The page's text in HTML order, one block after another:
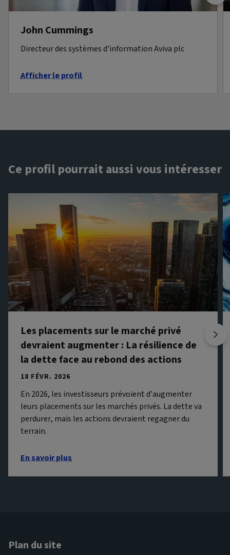
John Cummings
Directeur des systèmes d’information Aviva plc
Afficher le profil
Ce profil pourrait aussi vous intéresser
Les placements sur le marché privé
devraient augmenter : La résilience de
la dette face au rebond des actions
18 FÉVR. 2026
En 2026, les investisseurs prévoient d’augmenter
leurs placements sur les marchés privés. La dette va
perdurer, mais les actions devraient regagner du
terrain.
En savoir plus
Plan du site